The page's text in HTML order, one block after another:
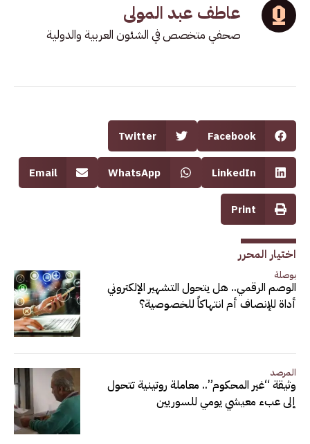
عاطف عبد المولى
صحفي متخصص في الشئون العربية والدولية
Facebook
Twitter
LinkedIn
WhatsApp
Email
Print
اختيار المحرر
بوصلة
الوصم الرقمي.. هل يتحول التشهير الإلكتروني
أداة للإنصاف أم انتهاكاً للخصوصية؟
المرصد
وثيقة “غير المحكوم”.. معاملة روتينية تتحول
إلى عبء معيشي يومي للسوريين